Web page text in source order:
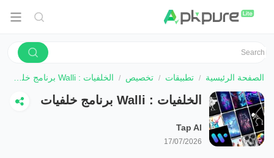
الصفحة الرئيسية تطبيقات تخصيص الخلفيات : Walli برنامج خلفيات
الخلفيات : Walli برنامج خلفيات
Tap AI
17/07/2026